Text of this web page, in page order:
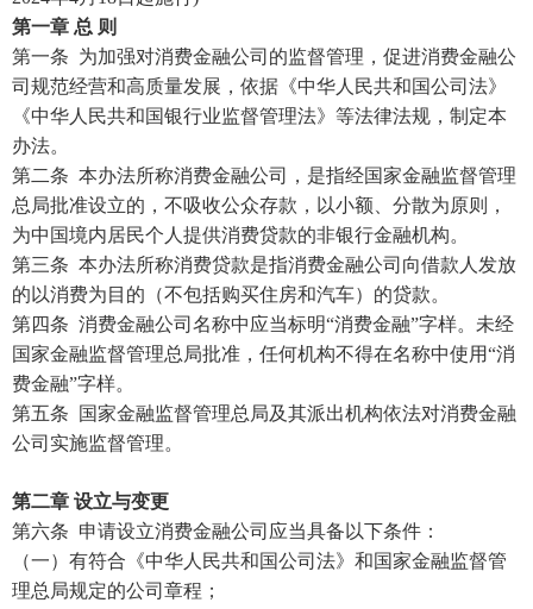
第一章 总 则
第一条 为加强对消费金融公司的监督管理，促进消费金融公
司规范经营和高质量发展，依据《中华人民共和国公司法》
《中华人民共和国银行业监督管理法》等法律法规，制定本
办法。
第二条 本办法所称消费金融公司，是指经国家金融监督管理
总局批准设立的，不吸收公众存款，以小额、分散为原则，
为中国境内居民个人提供消费贷款的非银行金融机构。
第三条 本办法所称消费贷款是指消费金融公司向借款人发放
的以消费为目的（不包括购买住房和汽车）的贷款。
第四条 消费金融公司名称中应当标明“消费金融”字样。未经
国家金融监督管理总局批准，任何机构不得在名称中使用“消
费金融”字样。
第五条 国家金融监督管理总局及其派出机构依法对消费金融
公司实施监督管理。
第二章 设立与变更
第六条 申请设立消费金融公司应当具备以下条件：
（一）有符合《中华人民共和国公司法》和国家金融监督管
理总局规定的公司章程；